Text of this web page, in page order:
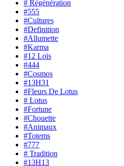
# Régénération
#555
#Cultures
#Definition
#Allumette
#Karma
#12 Lois
#444
#Cosmos
#13H31
#Fleurs De Lotus
# Lotus
#Fortune
#Chouette
#Animaux
#Totems
#777
# Tradition
#13H13